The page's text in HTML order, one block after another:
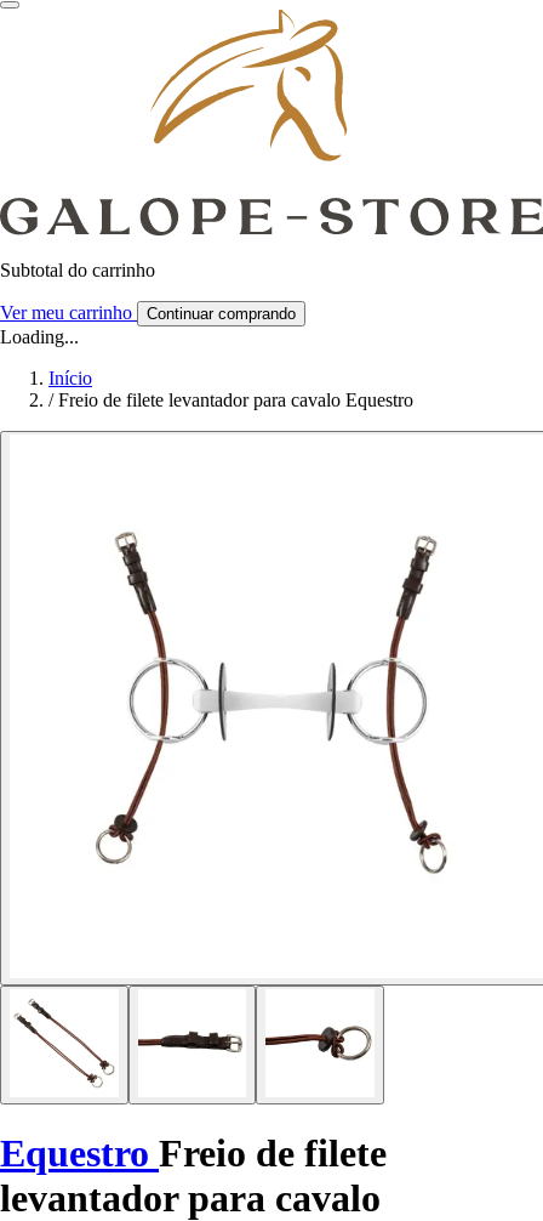
Subtotal do carrinho
Ver meu carrinho Continuar comprando
Loading...
Início
/ Freio de filete levantador para cavalo Equestro
Equestro Freio de filete
levantador para cavalo